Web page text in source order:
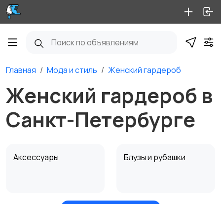
Главная Мода и стиль Женский гардероб
Женский гардероб в
Санкт-Петербурге
Аксессуары Блузы и рубашки